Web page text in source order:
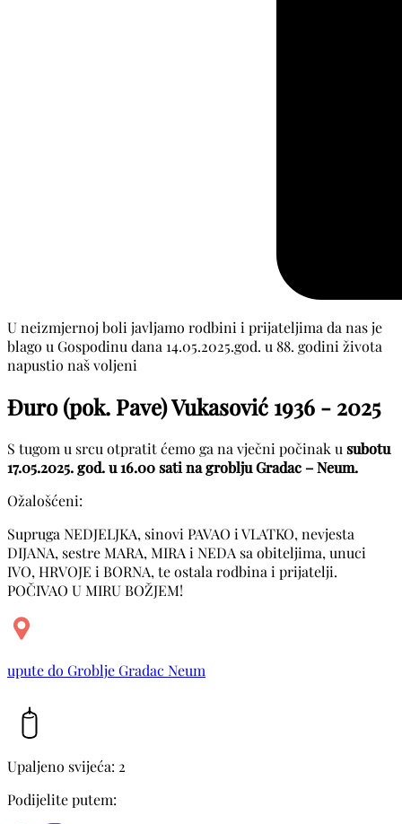
U neizmjernoj boli javljamo rodbini i prijateljima da nas je
blago u Gospodinu dana 14.05.2025.god. u 88. godini života
napustio naš voljeni
Đuro (pok. Pave) Vukasović 1936 - 2025
S tugom u srcu otpratit ćemo ga na vječni počinak u subotu
17.05.2025. god. u 16.00 sati na groblju Gradac – Neum.
Ožalošćeni:
Supruga NEDJELJKA, sinovi PAVAO i VLATKO, nevjesta
DIJANA, sestre MARA, MIRA i NEDA sa obiteljima, unuci
IVO, HRVOJE i BORNA, te ostala rodbina i prijatelji.
POČIVAO U MIRU BOŽJEM!
upute do Groblje Gradac Neum
Upaljeno svijeća: 2
Podijelite putem: